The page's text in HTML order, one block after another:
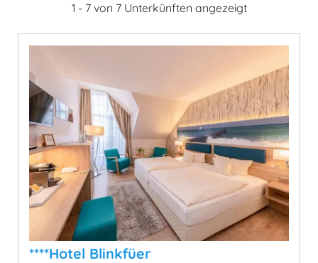
1 - 7 von 7 Unterkünften angezeigt
****Hotel Blinkfüer